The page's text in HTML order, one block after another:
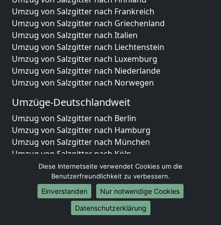
Umzug von Salzgitter nach Frankreich
Umzug von Salzgitter nach Griechenland
Umzug von Salzgitter nach Italien
Umzug von Salzgitter nach Liechtenstein
Umzug von Salzgitter nach Luxemburg
Umzug von Salzgitter nach Niederlande
Umzug von Salzgitter nach Norwegen
Umzüge-Deutschlandweit
Umzug von Salzgitter nach Berlin
Umzug von Salzgitter nach Hamburg
Umzug von Salzgitter nach München
Umzug von Salzgitter nach Köln
Umzug von Salzgitter nach Frankfurt am Main
Umzug von Salzgitter nach Stuttgart
Umzug von Salzgitter nach Düsseldorf
Umzug von Salzgitter nach Leipzig
Umzug von Salzgitter nach Dortmund
Diese Internetseite verwendet Cookies um die
Benutzerfreundlichkeit zu verbessern.
Einverstanden
Nur notwendige Cookies
Datenschutzerklärung